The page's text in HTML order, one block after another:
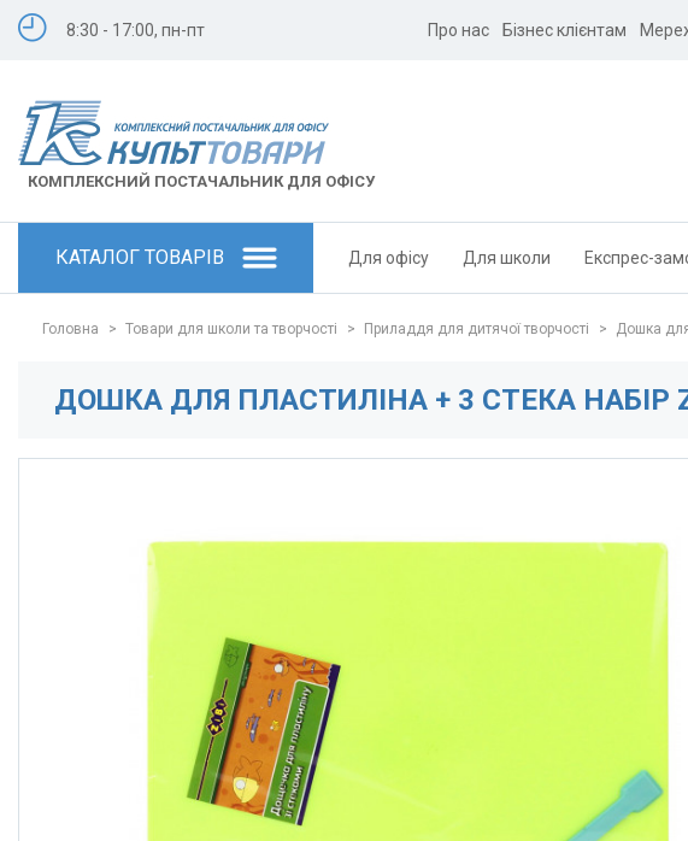
8:30 - 17:00, пн-пт Про нас Бізнес клієнтам
КОМПЛЕКСНИЙ ПОСТАЧАЛЬНИК ДЛЯ ОФІСУ
КАТАЛОГ ТОВАРІВ Для офісу Для школи Експрес-
Головна > Товари для школи та творчості > Приладдя для дитячої творчості > Дошка
ДОШКА ДЛЯ ПЛАСТИЛІНА + 3 СТЕКА НАБІР